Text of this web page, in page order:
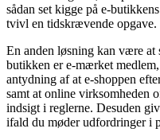
sådan set kigge på e-
tvivl en tidskrævende opgave.
En anden løsning kan være
butikken er e-mærket
antydning af at e-shoppen
samt at online virksomheden
indsigt i reglerne. Desuden
ifald du møder udfordringer i